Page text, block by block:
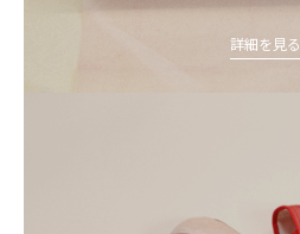
詳細を見る